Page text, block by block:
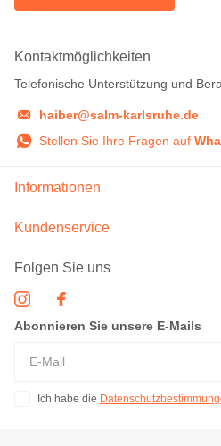
Kontaktmöglichkeiten
Telefonische Unterstützung und
haiber@salm-karlsruhe.de
Stellen Sie Ihre Fragen auf
Informationen
Kundenservice
Folgen Sie uns
Abonnieren Sie unsere E-Mails
Ich habe die